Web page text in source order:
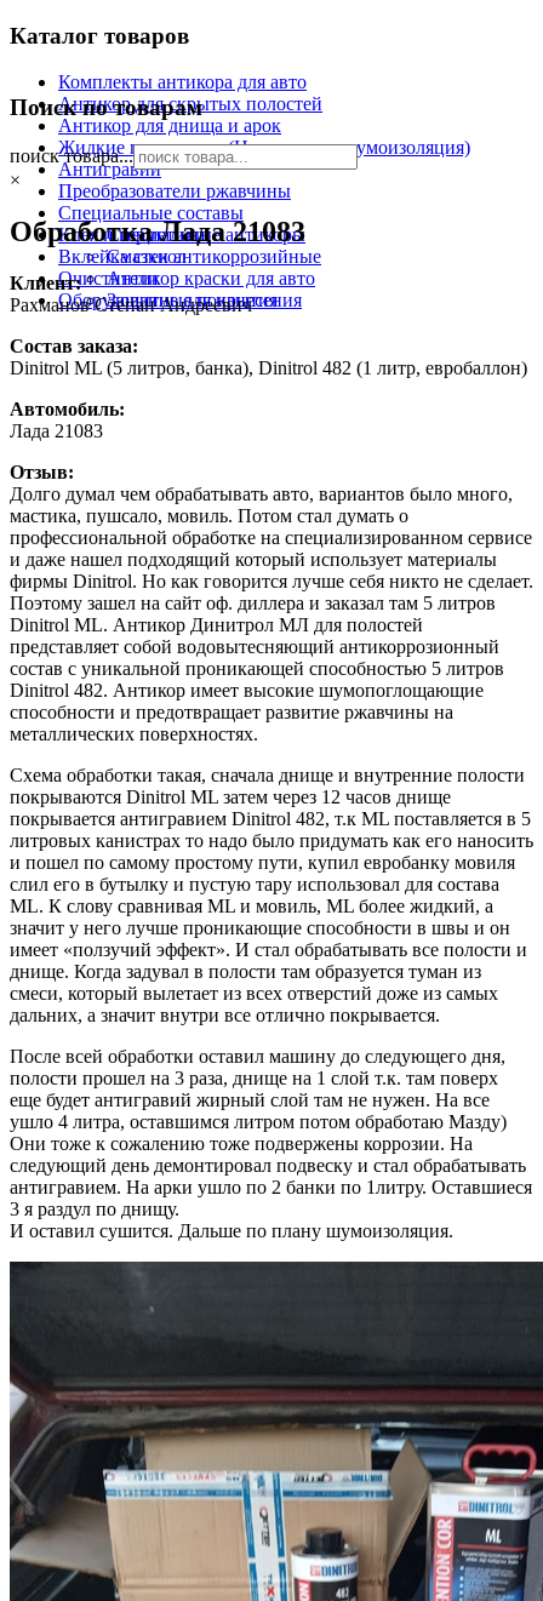
Каталог товаров
Комплекты антикора для авто
Антикор для скрытых полостей
Антикор для днища и арок
Жидкие подкрылки (Напыляемая шумоизоляция)
Антигравий
Преобразователи ржавчины
Специальные составы
Специальные антикоры
Смазки антикоррозийные
Антикор краски для авто
Защитные покрытия
Клея и герметики
Вклейка стекол
Очистители
Оборудование для нанесения
Поиск по товарам
поиск товара...
×
Обработка Лада 21083
Клиент:
Рахманов Степан Андреевич
Состав заказа:
Dinitrol ML (5 литров, банка), Dinitrol 482 (1 литр, евробаллон)
Автомобиль:
Лада 21083
Отзыв:
Долго думал чем обрабатывать авто, вариантов было много,
мастика, пушсало, мовиль. Потом стал думать о
профессиональной обработке на специализированном сервисе
и даже нашел подходящий который использует материалы
фирмы Dinitrol. Но как говорится лучше себя никто не сделает.
Поэтому зашел на сайт оф. диллера и заказал там 5 литров
Dinitrol ML. Антикор Динитрол МЛ для полостей
представляет собой водовытесняющий антикоррозионный
состав с уникальной проникающей способностью 5 литров
Dinitrol 482. Антикор имеет высокие шумопоглощающие
способности и предотвращает развитие ржавчины на
металлических поверхностях.
Схема обработки такая, сначала днище и внутренние полости
покрываются Dinitrol ML затем через 12 часов днище
покрывается антигравием Dinitrol 482, т.к ML поставляется в 5
литровых канистрах то надо было придумать как его наносить
и пошел по самому простому пути, купил евробанку мовиля
слил его в бутылку и пустую тару использовал для состава
ML. К слову сравнивая ML и мовиль, ML более жидкий, а
значит у него лучше проникающие способности в швы и он
имеет «ползучий эффект». И стал обрабатывать все полости и
днище. Когда задувал в полости там образуется туман из
смеси, который вылетает из всех отверстий доже из самых
дальних, а значит внутри все отлично покрывается.
После всей обработки оставил машину до следующего дня,
полости прошел на 3 раза, днище на 1 слой т.к. там поверх
еще будет антигравий жирный слой там не нужен. На все
ушло 4 литра, оставшимся литром потом обработаю Мазду)
Они тоже к сожалению тоже подвержены коррозии. На
следующий день демонтировал подвеску и стал обрабатывать
антигравием. На арки ушло по 2 банки по 1литру. Оставшиеся
3 я раздул по днищу.
И оставил сушится. Дальше по плану шумоизоляция.